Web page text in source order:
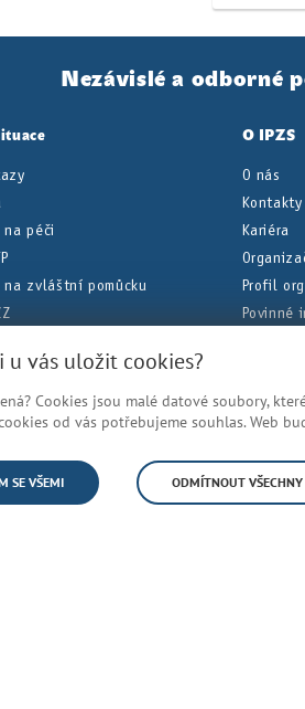
Nezávislé a odborné
na péči
na zvláštní pomůcku
O IPZS
O nás
Kontakty
Kariéra
Profil
Povinné
Veškeré uvedené informace jsou
sociálního zabezpečení
u vás uložit cookies?
Cookies jsou malé datové soubory,
od vás potřebujeme souhlas. Web
SE VŠEMI ODMÍTNOUT VŠECHNY